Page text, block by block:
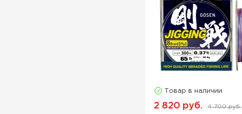
Товар в наличии
2 820 руб. 4 700 руб.